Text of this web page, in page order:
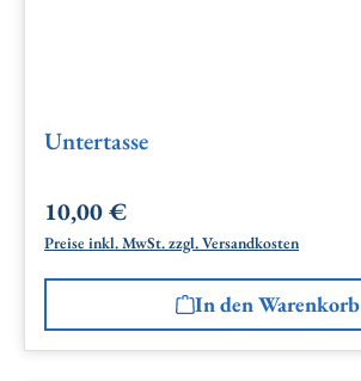
Untertasse
Regulärer Preis:
10,00 €
Preise inkl. MwSt. zzgl. Versandkosten
In den Warenkorb